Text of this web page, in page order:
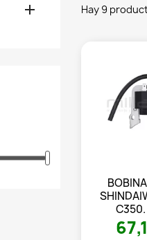
 Hay 9